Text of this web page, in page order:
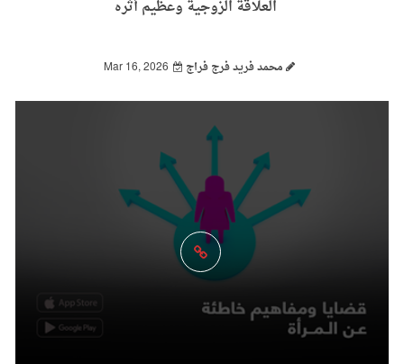
العلاقة الزوجية وعظيم أثره
محمد فريد فرج فراج Mar 16, 2026